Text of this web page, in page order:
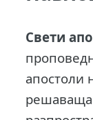
Свети
апостоли
решаваща